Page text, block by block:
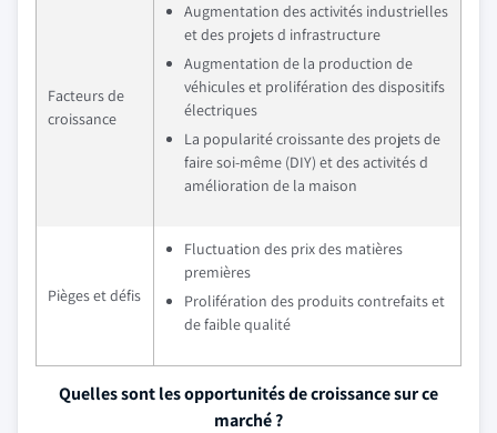
Facteurs de
croissance
Augmentation des activités industrielles
et des projets d infrastructure
Augmentation de la production de
véhicules et prolifération des dispositifs
électriques
La popularité croissante des projets de
faire soi-même (DIY) et des activités d
amélioration de la maison
Pièges et défis
Fluctuation des prix des matières
premières
Prolifération des produits contrefaits et
de faible qualité
Quelles sont les opportunités de croissance sur ce
marché ?